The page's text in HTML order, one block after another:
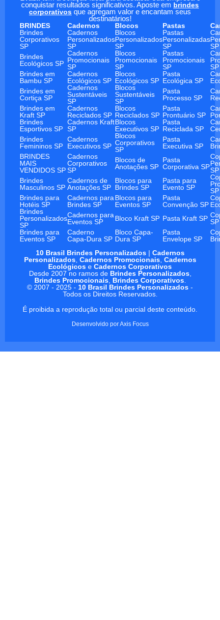
conquistar resultados significativos. Aposte em brindes
corporativos que agregam valor e encantam seus
destinatários!
BRINDES
Cadernos Blocos Pastas
Brindes
Corporativos
SP
Cadernos
Personalizados
SP
Blocos
Personalizados
SP
Pastas
Personalizadas
SP
SP
Brindes
Ecológicos SP
Cadernos
Promocionais
SP
Blocos
Promocionais
SP
Pastas
Promocionais
SP
SP
Brindes em
Bambu SP
Cadernos
Ecológicos SP
Blocos
Ecológicos SP
Pasta
Ecológica SP
Brindes em
Cortiça SP
Cadernos
Sustentáveis
SP
Blocos
Sustentáveis
SP
Pasta
Processo SP
Brindes em
Kraft SP
Cadernos
Reciclados SP
Blocos
Reciclados SP
Pasta
Prontuário SP
Brindes
Esportivos SP
Cadernos Kraft
SP
Blocos
Executivos SP
Pasta
Reciclada SP
Brindes
Femininos SP
Cadernos
Executivos SP
Blocos
Corporativos
SP
Pasta
Executiva SP
BRINDES
MAIS
VENDIDOS SP
Cadernos
Corporativos
SP
Blocos de
Anotações SP
Pasta
Corporativa SPSP
Brindes
Masculinos SP
Cadernos de
Anotações SP
Blocos para
Brindes SP
Pasta para
Evento SP
SP
Brindes para
Hotéis SP
Cadernos para
Brindes SP
Blocos para
Eventos SP
Pasta
Convenção SP
Brindes
Personalizados
SP
Cadernos para
Eventos SP
Bloco Kraft SP Pasta Kraft SP SP
Brindes para
Eventos SP
Caderno
Capa-Dura SP
Bloco Capa-
Dura SP
Pasta
Envelope SP
10 Brasil Brindes Personalizados| Cadernos
Personalizados, Cadernos Promocionais, Cadernos
Ecológicos e Cadernos Corporativos
Desde 2007 no ramos de Brindes Personalizados,
Brindes Promocionais, Brindes Corporativos.
© 2007 - 2025 - 10 Brasil Brindes Personalizados -
Todos os Direitos Reservados.
É proibida a reprodução total ou parcial deste conteúdo.
Desenvolvido porAxis Focus